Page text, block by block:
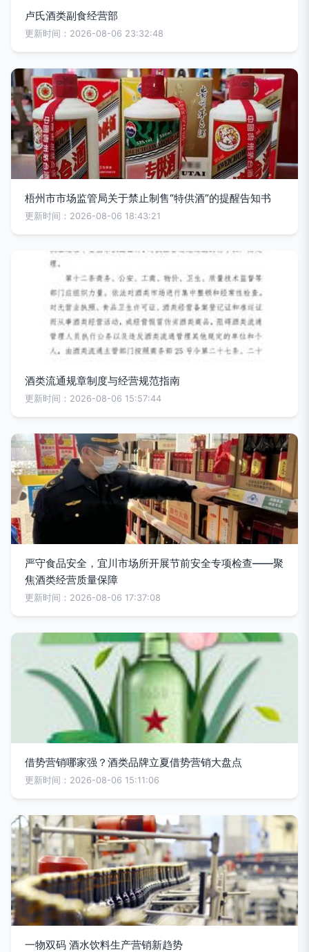
卢氏酒类副食经营部
更新时间：2026-08-06 23:32:48
梧州市市场监管局关于禁止制售“特供酒”的提醒告知书
更新时间：2026-08-06 18:43:21
酒类流通规章制度与经营规范指南
更新时间：2026-08-06 15:57:44
严守食品安全，宜川市场所开展节前安全专项检查——聚
焦酒类经营质量保障
更新时间：2026-08-06 17:37:08
借势营销哪家强？酒类品牌立夏借势营销大盘点
更新时间：2026-08-06 15:11:06
一物双码 酒水饮料生产营销新趋势